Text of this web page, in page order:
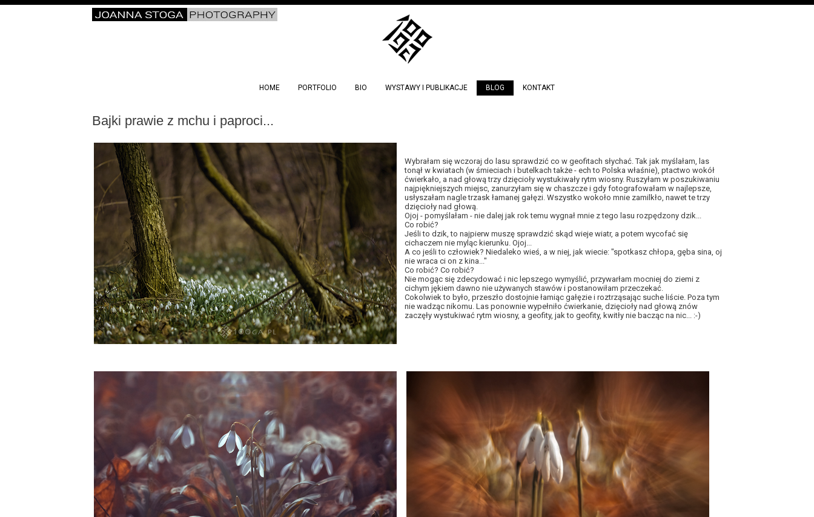
HOME PORTFOLIO BIO WYSTAWY I PUBLIKACJE BLOG KONTAKT
Bajki prawie z mchu i paproci...
Wybrałam się wczoraj do lasu sprawdzić co w geofitach słychać. Tak jak myślałam, las
tonął w kwiatach (w śmieciach i butelkach także - ech to Polska właśnie), ptactwo wokół
ćwierkało, a nad głową trzy dzięcioły wystukiwały rytm wiosny. Ruszyłam w poszukiwaniu
najpiękniejszych miejsc, zanurzyłam się w chaszcze i gdy fotografowałam w najlepsze,
usłyszałam nagle trzask łamanej gałęzi. Wszystko wokoło mnie zamilkło, nawet te trzy
dzięcioły nad głową.
Ojoj - pomyślałam - nie dalej jak rok temu wygnał mnie z tego lasu rozpędzony dzik...
Co robić?
Jeśli to dzik, to najpierw muszę sprawdzić skąd wieje wiatr, a potem wycofać się
cichaczem nie myląc kierunku. Ojoj...
A co jeśli to człowiek? Niedaleko wieś, a w niej, jak wiecie: "spotkasz chłopa, gęba sina, oj
nie wraca ci on z kina..."
Co robić? Co robić?
Nie mogąc się zdecydować i nic lepszego wymyślić, przywarłam mocniej do ziemi z
cichym jękiem dawno nie używanych stawów i postanowiłam przeczekać.
Cokolwiek to było, przeszło dostojnie łamiąc gałęzie i roztrząsając suche liście. Poza tym
nie wadząc nikomu. Las ponownie wypełniło ćwierkanie, dzięcioły nad głową znów
zaczęły wystukiwać rytm wiosny, a geofity, jak to geofity, kwitły nie bacząc na nic... :-)